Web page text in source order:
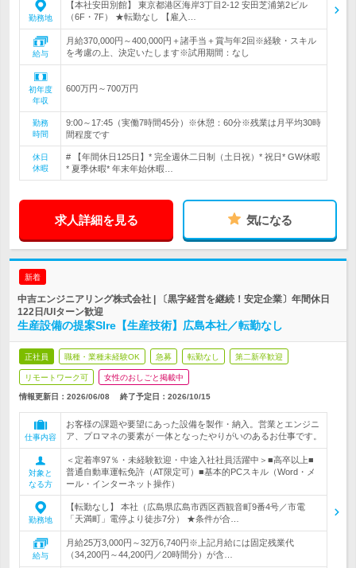
勤務地
【本社安田別館】 東京都港区海岸3丁目2-12 安田芝浦第2ビル
（6F・7F） ★転勤なし 【雇入…
給与
月給370,000円～400,000円＋諸手当＋賞与年2回※経験・スキル
を考慮の上、決定いたします※試用期間：なし
初年度
年収
600万円～700万円
勤務
時間
9:00～17:45（実働7時間45分）※休憩：60分※残業は月平均30時
間程度です
休日
休暇
# 【年間休日125日】* 完全週休二日制（土日祝）* 祝日* GW休暇
* 夏季休暇* 年末年始休暇…
求人詳細を見る 気になる
新着
中吉エンジニアリング株式会社 | 〔黒字経営を継続！安定企業〕年間休日
122日/UIターン歓迎
生産設備の提案SIre【生産技術】広島本社／転勤なし
正社員 職種・業種未経験OK 急募 転勤なし 第二新卒歓迎
リモートワーク可 女性のおしごと掲載中
情報更新日：2026/06/08 終了予定日： 2026/10/15
仕事内容
お客様の課題や要望にあった設備を製作・納入。営業とエンジニ
ア、プロマネの要素が 一体となったやりがいのあるお仕事です。
対象と
なる方
＜定着率97％・未経験歓迎・中途入社社員活躍中＞■高卒以上■
普通自動車運転免許（AT限定可）■基本的PCスキル（Word・メ
ール・インターネット操作）
勤務地
【転勤なし】 本社（広島県広島市西区西観音町9番4号／市電
「天満町」電停より徒歩7分） ★条件が合…
給与
月給25万3,000円～32万6,740円※上記月給には固定残業代
（34,200円～44,200円／20時間分）が含…